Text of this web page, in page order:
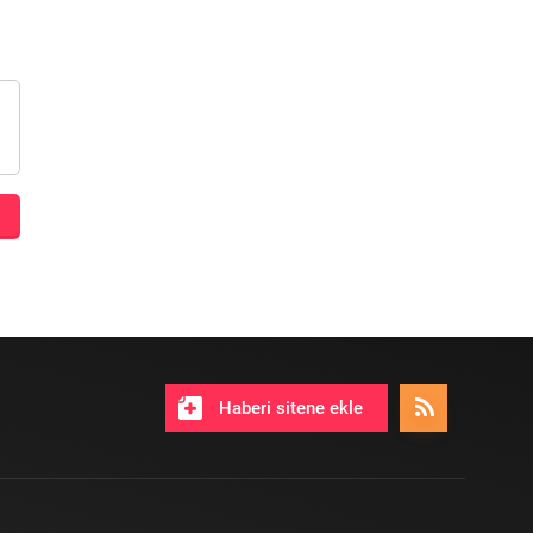
Haberi sitene ekle